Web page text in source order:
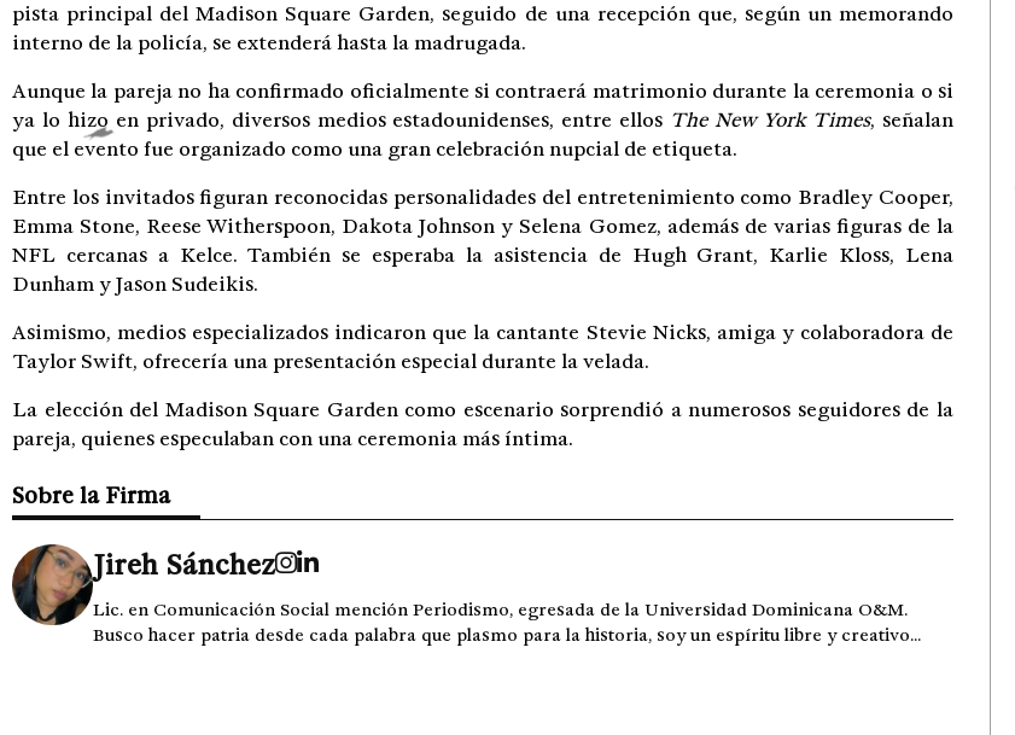
pista principal del Madison Square Garden, seguido de una recepción que, según un memorando
interno de la policía, se extenderá hasta la madrugada.
Aunque la pareja no ha confirmado oficialmente si contraerá matrimonio durante la ceremonia o si
ya lo hizo en privado, diversos medios estadounidenses, entre ellos The New York Times, señalan
que el evento fue organizado como una gran celebración nupcial de etiqueta.
Entre los invitados figuran reconocidas personalidades del entretenimiento como Bradley Cooper,
Emma Stone, Reese Witherspoon, Dakota Johnson y Selena Gomez, además de varias figuras de la
NFL cercanas a Kelce. También se esperaba la asistencia de Hugh Grant, Karlie Kloss, Lena
Dunham y Jason Sudeikis.
Asimismo, medios especializados indicaron que la cantante Stevie Nicks, amiga y colaboradora de
Taylor Swift, ofrecería una presentación especial durante la velada.
La elección del Madison Square Garden como escenario sorprendió a numerosos seguidores de la
pareja, quienes especulaban con una ceremonia más íntima.
Sobre la Firma
Jireh Sánchez
Lic. en Comunicación Social mención Periodismo, egresada de la Universidad Dominicana O&M.
Busco hacer patria desde cada palabra que plasmo para la historia, soy un espíritu libre y creativo...